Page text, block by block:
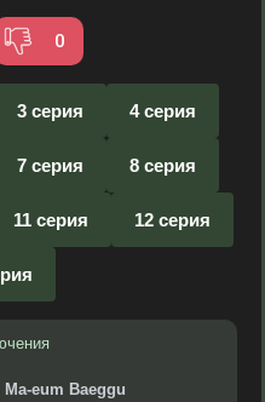
0
3 серия 4 серия
7 серия 8 серия
11 серия 12 серия
Ma-eum Baeggu